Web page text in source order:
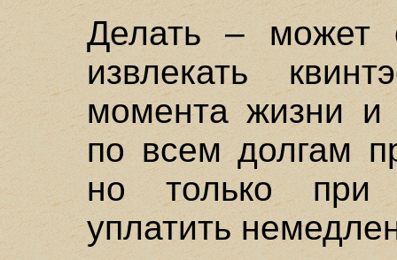
Делать – может
извлекать
момента жизни и
по всем долгам
но только
уплатить